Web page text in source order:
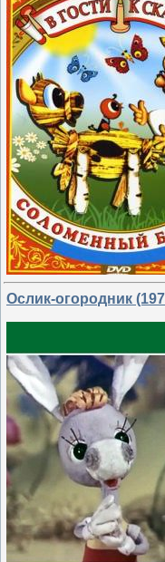
Ослик-огородник